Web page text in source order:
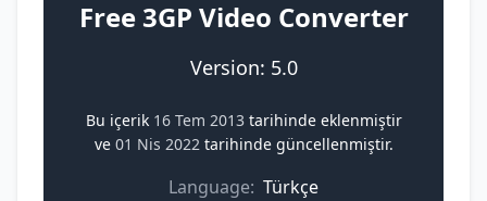
Free 3GP Video Converter
Version: 5.0
Bu içerik 16 Tem 2013 tarihinde eklenmiştir
ve 01 Nis 2022 tarihinde güncellenmiştir.
Language: Türkçe